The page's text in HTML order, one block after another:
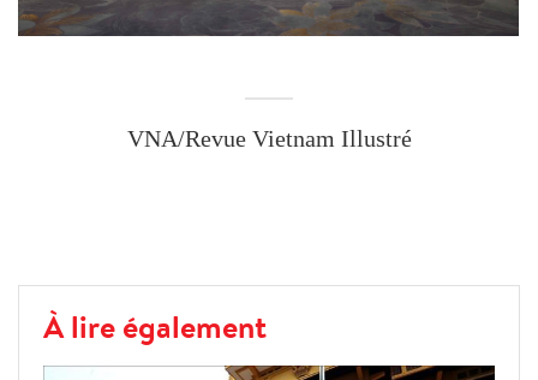
VNA/Revue Vietnam Illustré
À lire également